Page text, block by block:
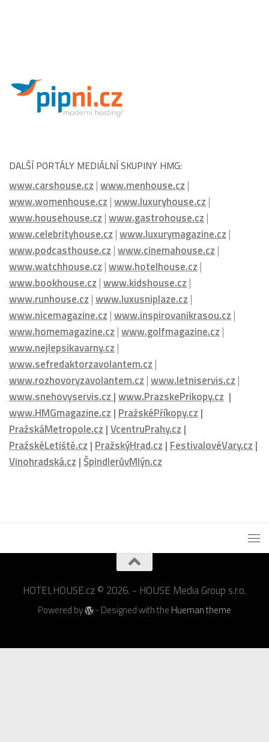
DALŠÍ PORTÁLY MEDIÁLNÍ SKUPINY HMG:
www.househouse.cz| www.gastrohouse.cz
www.celebrityhouse.cz|www.luxurymagazine.cz
www.podcasthouse.cz|www.cinemahouse.cz
www.watchhouse.cz |www.hotelhouse.cz|
www.bookhouse.cz| www.kidshouse.cz|
www.runhouse.cz|www.luxusniplaze.cz|
www.nicemagazine.cz|www.inspirovanikrasou.cz
www.homemagazine.cz|www.golfmagazine.cz
www.nejlepsikavarny.cz|
www.sefredaktorzavolantem.cz|
www.rozhovoryzavolantem.cz|www.letniservis.cz
www.snehovyservis.cz| www.PrazskePrikopy.cz
www.HMGmagazine.cz|PražskéPříkopy.cz
PražskáMetropole.cz|VcentruPrahy.cz|
PražskéLetiště.cz|PražskýHrad.cz|FestivalovéVary.cz
Vinohradská.cz|ŠpindlerůvMlýn.cz
Powered by - Designed with theHueman theme